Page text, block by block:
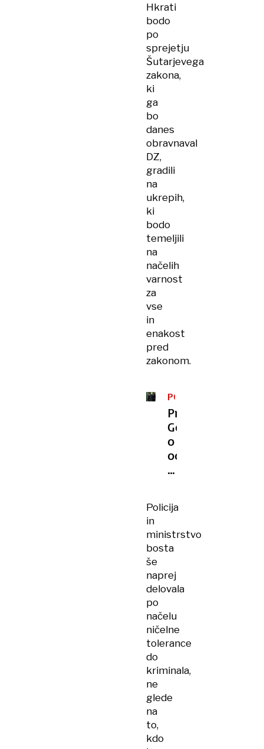
Hkrati
bodo
po
sprejetju
Šutarjevega
zakona,
ki
ga
bo
danes
obravnaval
DZ,
gradili
na
ukrepih,
ki
bodo
temeljili
na
načelih
varnost
za
vse
in
enakost
pred
zakonom.
PO
TRAGEDIJI
Premier
Golob
o
odstopu
Katič
obvestil
Policija
in
ministrstvo
bosta
še
naprej
delovala
po
načelu
ničelne
tolerance
do
kriminala,
ne
glede
na
to,
kdo